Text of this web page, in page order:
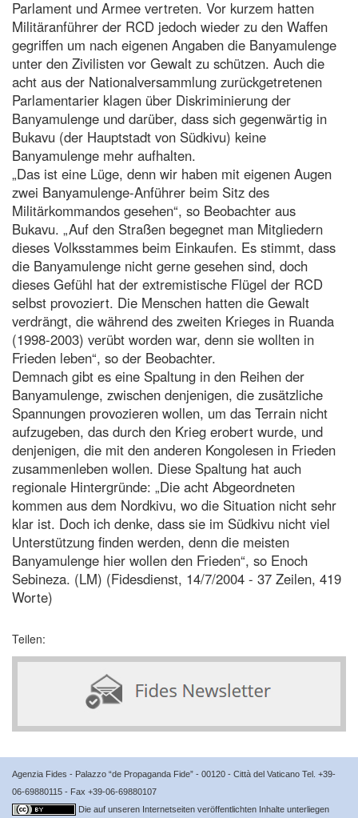
Parlament und Armee vertreten. Vor kurzem hatten
Militäranführer der RCD jedoch wieder zu den Waffen
gegriffen um nach eigenen Angaben die Banyamulenge
unter den Zivilisten vor Gewalt zu schützen. Auch die
acht aus der Nationalversammlung zurückgetretenen
Parlamentarier klagen über Diskriminierung der
Banyamulenge und darüber, dass sich gegenwärtig in
Bukavu (der Hauptstadt von Südkivu) keine
Banyamulenge mehr aufhalten.
„Das ist eine Lüge, denn wir haben mit eigenen Augen
zwei Banyamulenge-Anführer beim Sitz des
Militärkommandos gesehen“, so Beobachter aus
Bukavu. „Auf den Straßen begegnet man Mitgliedern
dieses Volksstammes beim Einkaufen. Es stimmt, dass
die Banyamulenge nicht gerne gesehen sind, doch
dieses Gefühl hat der extremistische Flügel der RCD
selbst provoziert. Die Menschen hatten die Gewalt
verdrängt, die während des zweiten Krieges in Ruanda
(1998-2003) verübt worden war, denn sie wollten in
Frieden leben“, so der Beobachter.
Demnach gibt es eine Spaltung in den Reihen der
Banyamulenge, zwischen denjenigen, die zusätzliche
Spannungen provozieren wollen, um das Terrain nicht
aufzugeben, das durch den Krieg erobert wurde, und
denjenigen, die mit den anderen Kongolesen in Frieden
zusammenleben wollen. Diese Spaltung hat auch
regionale Hintergründe: „Die acht Abgeordneten
kommen aus dem Nordkivu, wo die Situation nicht sehr
klar ist. Doch ich denke, dass sie im Südkivu nicht viel
Unterstützung finden werden, denn die meisten
Banyamulenge hier wollen den Frieden“, so Enoch
Sebineza. (LM) (Fidesdienst, 14/7/2004 - 37 Zeilen, 419
Worte)
Teilen:
Agenzia Fides - Palazzo “de Propaganda Fide” - 00120 - Città del Vaticano Tel. +39-
06-69880115 - Fax +39-06-69880107
Die auf unseren Internetseiten veröffentlichten Inhalte unterliegen